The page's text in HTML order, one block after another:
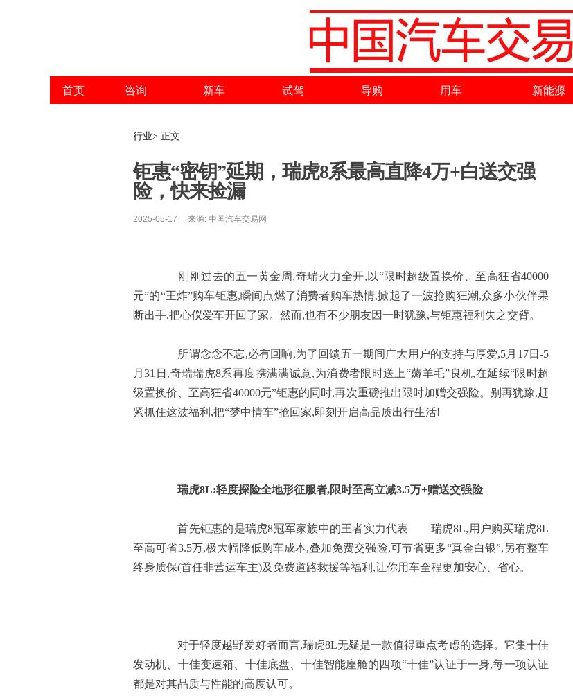
首页 咨询 新车 试驾 导购 用车 新能源
行业> 正文
钜惠“密钥”延期，瑞虎8系最高直降4万+白送交强
险，快来捡漏
2025-05-17 来源: 中国汽车交易网
刚刚过去的五一黄金周,奇瑞火力全开,以“限时超级置换价、至高狂省40000
元”的“王炸”购车钜惠,瞬间点燃了消费者购车热情,掀起了一波抢购狂潮,众多小伙伴果
断出手,把心仪爱车开回了家。然而,也有不少朋友因一时犹豫,与钜惠福利失之交臂。
所谓念念不忘,必有回响,为了回馈五一期间广大用户的支持与厚爱,5月17日-5
月31日,奇瑞瑞虎8系再度携满满诚意,为消费者限时送上“薅羊毛”良机,在延续“限时超
级置换价、至高狂省40000元”钜惠的同时,再次重磅推出限时加赠交强险。别再犹豫,赶
紧抓住这波福利,把“梦中情车”抢回家,即刻开启高品质出行生活!
瑞虎8L:轻度探险全地形征服者,限时至高立减3.5万+赠送交强险
首先钜惠的是瑞虎8冠军家族中的王者实力代表——瑞虎8L,用户购买瑞虎8L
至高可省3.5万,极大幅降低购车成本,叠加免费交强险,可节省更多“真金白银”,另有整车
终身质保(首任非营运车主)及免费道路救援等福利,让你用车全程更加安心、省心。
对于轻度越野爱好者而言,瑞虎8L无疑是一款值得重点考虑的选择。它集十佳
发动机、十佳变速箱、十佳底盘、十佳智能座舱的四项“十佳”认证于一身,每一项认证
都是对其品质与性能的高度认可。